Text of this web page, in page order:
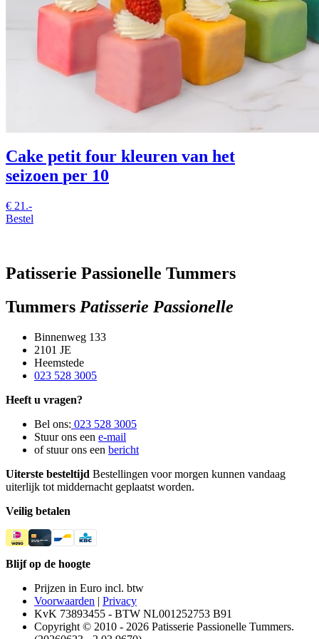
Cake petit four kleuren van het
seizoen per 10
€ 21.-
Bestel
Patisserie Passionelle Tummers
Tummers Patisserie Passionelle
Binnenweg 133
2101 JE
Heemstede
023 528 3005
Heeft u vragen?
Bel ons: 023 528 3005
Stuur ons een e-mail
of stuur ons een bericht
Uiterste besteltijd Bestellingen voor morgen kunnen vandaag
uiterlijk tot middernacht geplaatst worden.
Veilig betalen
Blijf op de hoogte
Prijzen in Euro incl. btw
Voorwaarden | Privacy
KvK 73893455 - BTW NL001252753 B91
Copyright © 2010 - 2026 Patisserie Passionelle Tummers.